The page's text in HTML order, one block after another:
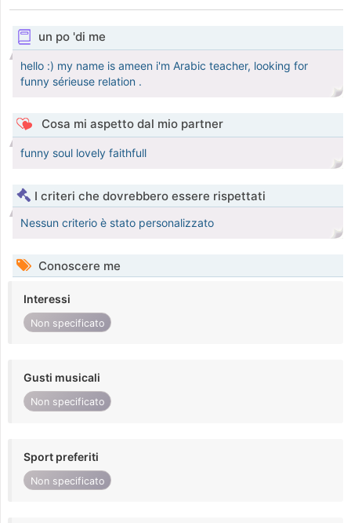
un po 'di me
hello :) my name is ameen i'm Arabic teacher, looking for
funny sérieuse relation .
Cosa mi aspetto dal mio partner
funny soul lovely faithfull
I criteri che dovrebbero essere rispettati
Nessun criterio è stato personalizzato
Conoscere me
Interessi
Non specificato
Gusti musicali
Non specificato
Sport preferiti
Non specificato